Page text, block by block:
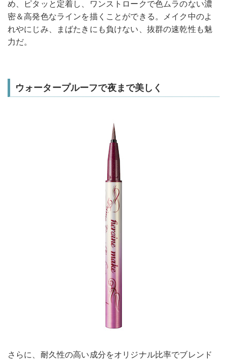
め、ピタッと定着し、ワンストロークで色ムラのない濃
密＆高発色なラインを描くことができる。メイク中のよ
れやにじみ、まばたきにも負けない、抜群の速乾性も魅
力だ。
ウォータープルーフで夜まで美しく
さらに、耐久性の高い成分をオリジナル比率でブレンド